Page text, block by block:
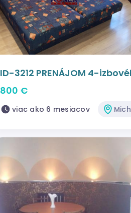
ID-3212 PRENÁJOM 4-
800 €
viac ako 6 mesiacov